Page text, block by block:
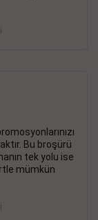
Bu broşürü
tek yolu ise
mümkün
Depo